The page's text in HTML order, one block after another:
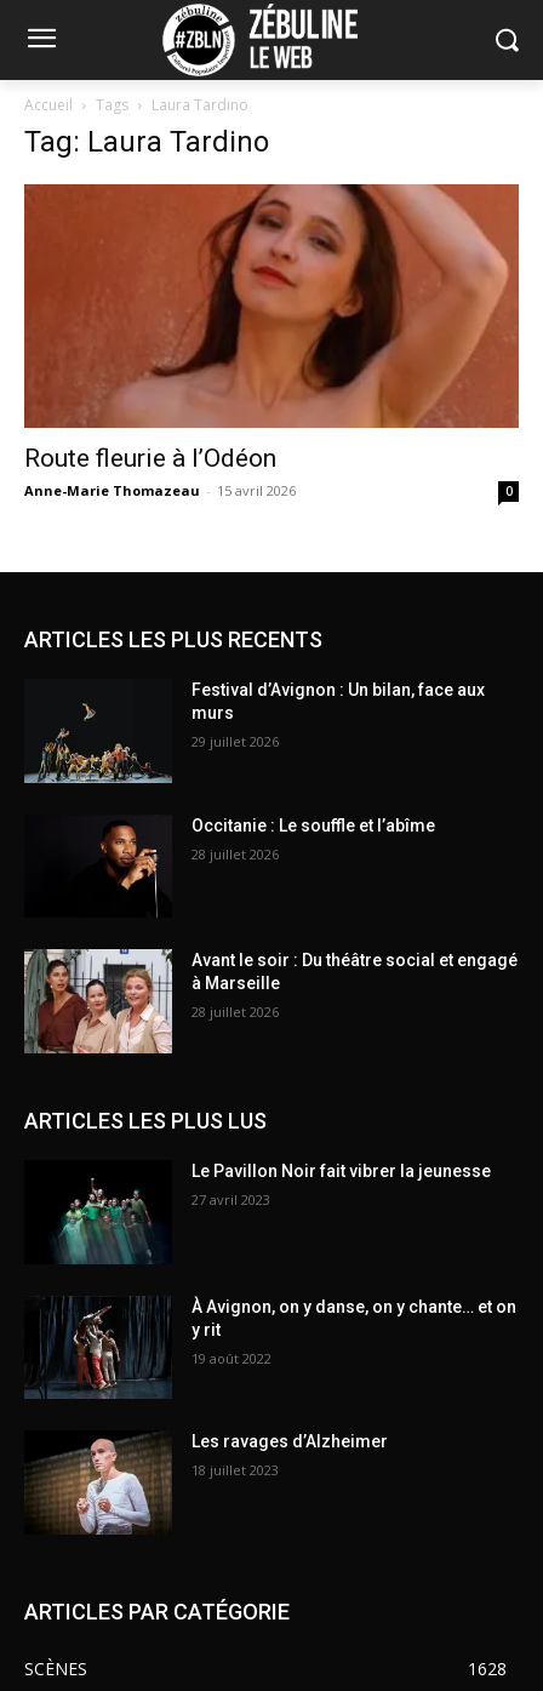
Accueil Tags Laura Tardino
Tag: Laura Tardino
Route fleurie à l’Odéon
Anne-Marie Thomazeau - 15 avril 2026 0
ARTICLES LES PLUS RECENTS
Festival d’Avignon : Un bilan, face aux
murs
29 juillet 2026
Occitanie : Le souffle et l’abîme
28 juillet 2026
Avant le soir : Du théâtre social et engagé
à Marseille
28 juillet 2026
ARTICLES LES PLUS LUS
Le Pavillon Noir fait vibrer la jeunesse
27 avril 2023
À Avignon, on y danse, on y chante… et on
y rit
19 août 2022
Les ravages d’Alzheimer
18 juillet 2023
ARTICLES PAR CATÉGORIE
SCÈNES
1628